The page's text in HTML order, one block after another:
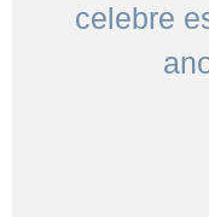
celebre